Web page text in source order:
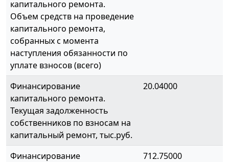
капитального ремонта.
Объем средств на проведение
капитального ремонта,
собранных с момента
наступления обязанности по
уплате взносов (всего)
Финансирование
капитального ремонта.
Текущая задолженность
собственников по взносам на
капитальный ремонт, тыс.руб.
20.04000
Финансирование
712.75000